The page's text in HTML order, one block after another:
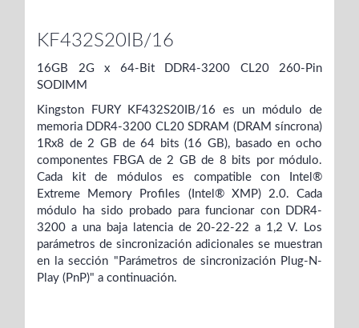
KF432S20IB/16
16GB 2G x 64-Bit
DDR4-3200 CL20 260-Pin
SODIMM
Kingston FURY KF432S20IB/16 es un módulo de
memoria DDR4-3200 CL20 SDRAM (DRAM síncrona)
1Rx8 de 2 GB de 64 bits (16 GB), basado en ocho
componentes FBGA de 2 GB de 8 bits por módulo.
Cada kit de módulos es compatible con Intel®
Extreme Memory Profiles (Intel® XMP) 2.0. Cada
módulo ha sido probado para funcionar con DDR4-
3200 a una baja latencia de 20-22-22 a 1,2 V. Los
parámetros de sincronización adicionales se muestran
en la sección "Parámetros de sincronización Plug-N-
Play (PnP)" a continuación.